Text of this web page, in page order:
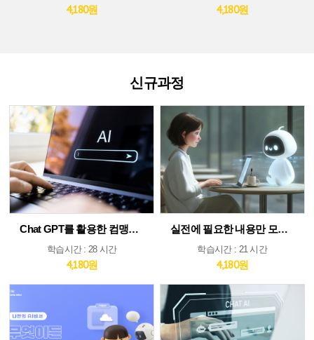
4,180원 4,180원
신규과정
Chat GPT를 활용한 컴맹도 쉬운 AI
학습시간 : 28 시간
4,180원
실전에 필요한 내용만 모았다! ChatGPT&AI 툴 활용 가이드
학습시간 : 21 시간
4,180원